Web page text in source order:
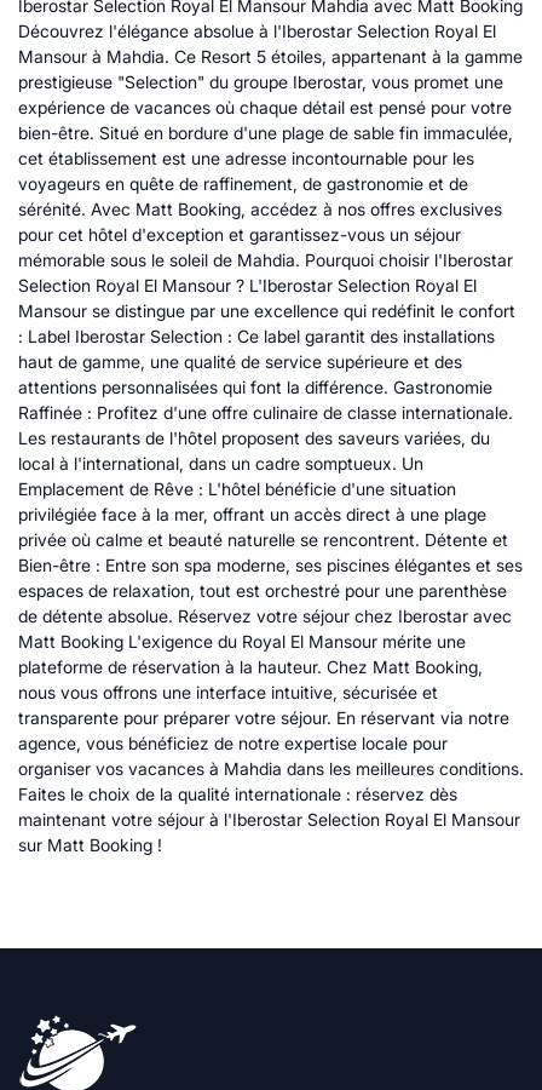
Iberostar Selection Royal El Mansour Mahdia avec Matt Booking
Découvrez l'élégance absolue à l'Iberostar Selection Royal El
Mansour à Mahdia. Ce Resort 5 étoiles, appartenant à la gamme
prestigieuse "Selection" du groupe Iberostar, vous promet une
expérience de vacances où chaque détail est pensé pour votre
bien-être. Situé en bordure d'une plage de sable fin immaculée,
cet établissement est une adresse incontournable pour les
voyageurs en quête de raffinement, de gastronomie et de
sérénité. Avec Matt Booking, accédez à nos offres exclusives
pour cet hôtel d'exception et garantissez-vous un séjour
mémorable sous le soleil de Mahdia. Pourquoi choisir l'Iberostar
Selection Royal El Mansour ? L'Iberostar Selection Royal El
Mansour se distingue par une excellence qui redéfinit le confort
: Label Iberostar Selection : Ce label garantit des installations
haut de gamme, une qualité de service supérieure et des
attentions personnalisées qui font la différence. Gastronomie
Raffinée : Profitez d'une offre culinaire de classe internationale.
Les restaurants de l'hôtel proposent des saveurs variées, du
local à l'international, dans un cadre somptueux. Un
Emplacement de Rêve : L'hôtel bénéficie d'une situation
privilégiée face à la mer, offrant un accès direct à une plage
privée où calme et beauté naturelle se rencontrent. Détente et
Bien-être : Entre son spa moderne, ses piscines élégantes et ses
espaces de relaxation, tout est orchestré pour une parenthèse
de détente absolue. Réservez votre séjour chez Iberostar avec
Matt Booking L'exigence du Royal El Mansour mérite une
plateforme de réservation à la hauteur. Chez Matt Booking,
nous vous offrons une interface intuitive, sécurisée et
transparente pour préparer votre séjour. En réservant via notre
agence, vous bénéficiez de notre expertise locale pour
organiser vos vacances à Mahdia dans les meilleures conditions.
Faites le choix de la qualité internationale : réservez dès
maintenant votre séjour à l'Iberostar Selection Royal El Mansour
sur Matt Booking !